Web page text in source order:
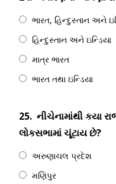
ભારત, હિન્દુસ્તાન અને
હિન્દુસ્તાન અને ઇન્ડિયા
માત્ર ભારત
ભારત તથા ઇન્ડિયા
25. નીચેનામાંથી કયા
લોકસભામાં ચૂંટાય છે?
અરુણાચલ પ્રદેશ
મણિપુર